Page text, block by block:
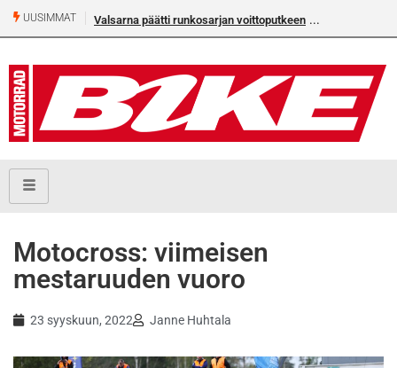
UUSIMMAT Valsarna päätti runkosarjan voittoputkeen
Motocross: viimeisen
mestaruuden vuoro
23 syyskuun, 2022 Janne Huhtala